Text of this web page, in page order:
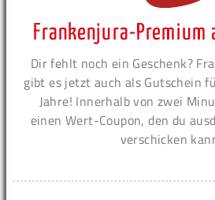
Frankenjura-Premium
Dir fehlt noch ein Geschenk?
gibt es jetzt auch als Gutschein
Jahre! Innerhalb von zwei
einen Wert-Coupon, den du
verschicken